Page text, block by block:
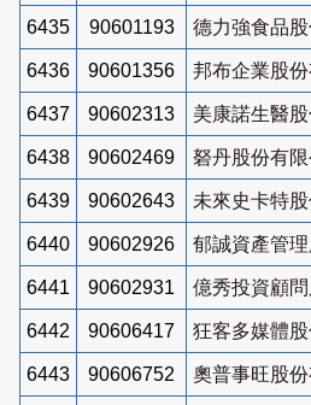
6435 90601193 德力強食品
6436 90601356 邦布企業股份
6437 90602313 美康諾生醫
6438 90602469 砮丹股份有限
6439 90602643 未來史卡特
6440 90602926 郁誠資產管
6441 90602931 億秀投資顧
6442 90606417 狂客多媒體
6443 90606752 奧普事旺股份